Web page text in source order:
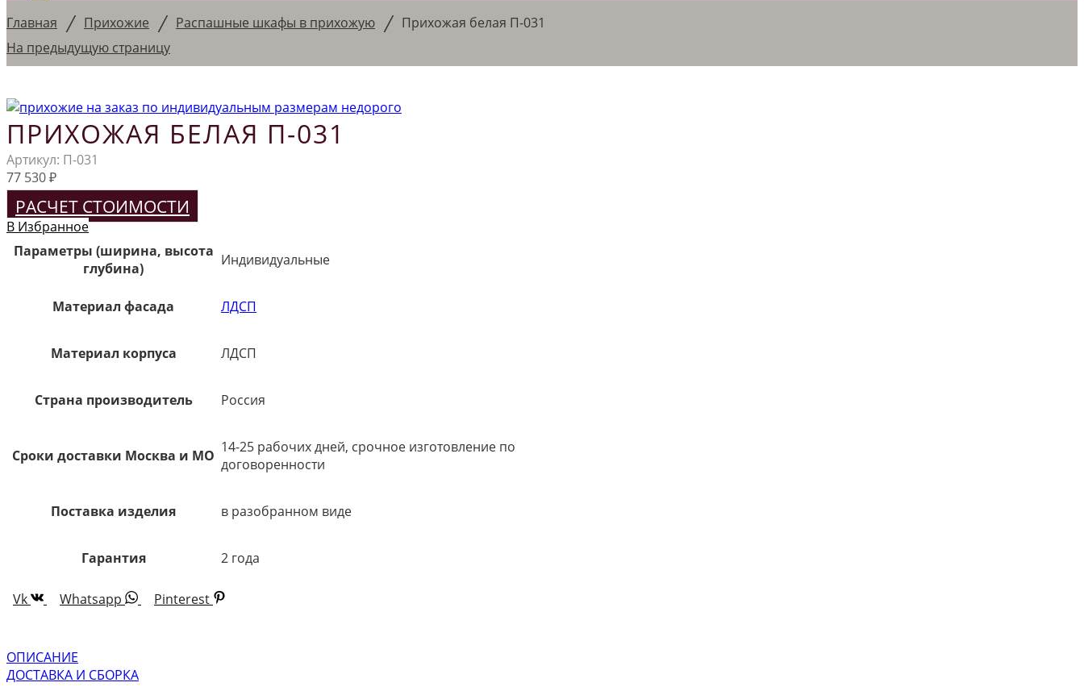
Главная / Прихожие / Распашные шкафы в прихожую / Прихожая белая П-031
На предыдущую страницу
ПРИХОЖАЯ БЕЛАЯ П-031
Артикул: П-031
77 530₽
РАСЧЕТ СТОИМОСТИ
В Избранное
Параметры (ширина, высота
глубина)
Индивидуальные
Материал фасада ЛДСП
Материал корпуса ЛДСП
Страна производитель Россия
Сроки доставки Москва и МО 14-25 рабочих дней, срочное изготовление по
договоренности
Поставка изделия в разобранном виде
Гарантия 2 года
Vk Whatsapp Pinterest
ОПИСАНИЕ
ДОСТАВКА И СБОРКА